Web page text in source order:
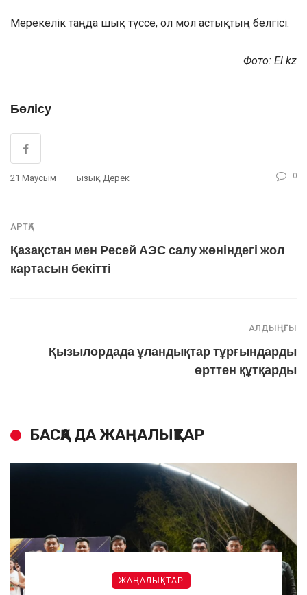
Мерекелік таңда шық түссе, ол мол астықтың белгісі.
Фото: El.kz
Бөлісу
21 Маусым Қызық Дерек 0
АРТҚА
Қазақстан мен Ресей АЭС салу жөніндегі жол
картасын бекітті
АЛДЫҢҒЫ
Қызылордада ұландықтар тұрғындарды
өрттен құтқарды
БАСҚА ДА ЖАҢАЛЫҚТАР
ЖАҢАЛЫҚТАР